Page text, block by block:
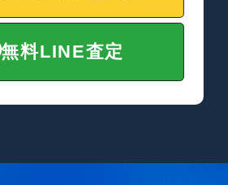
無料LINE査定